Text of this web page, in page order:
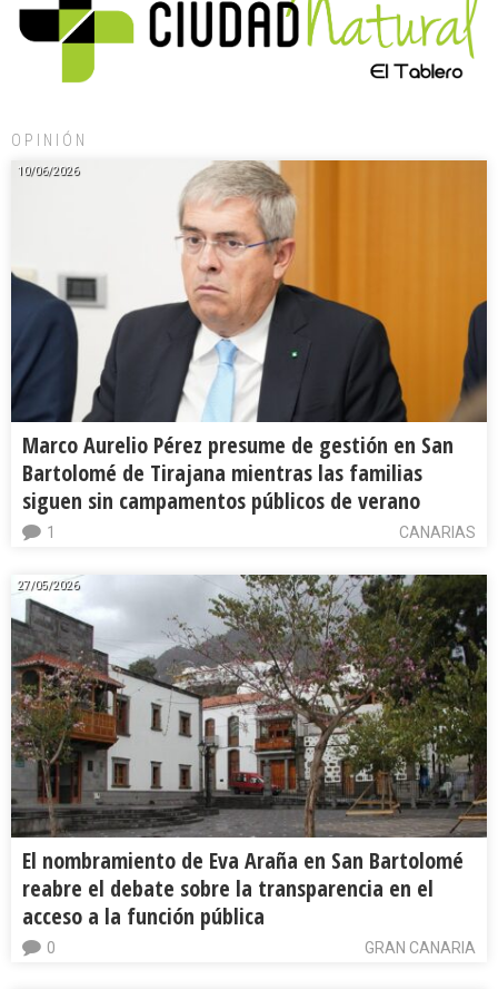
OPINIÓN
10/06/2026
Marco Aurelio Pérez presume de gestión en San
Bartolomé de Tirajana mientras las familias
siguen sin campamentos públicos de verano
CANARIAS
1
27/05/2026
El nombramiento de Eva Araña en San Bartolomé
reabre el debate sobre la transparencia en el
acceso a la función pública
GRAN CANARIA
0